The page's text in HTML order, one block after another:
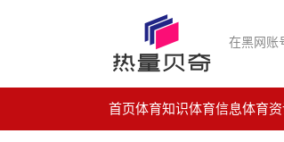
在黑网账
首页体育知识体育信息体育